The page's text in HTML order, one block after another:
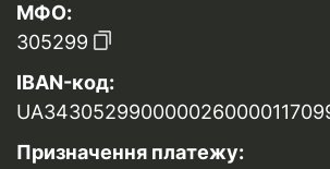
МФО:
305299
IBAN-код:
Призначення платежу: